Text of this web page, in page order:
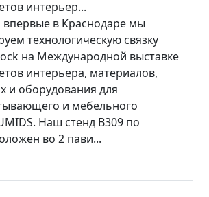
интерьер...
впервые в Краснодаре мы
технологическую связку
на Международной выставке
интерьера, материалов,
и оборудования для
и мебельного
Наш стенд B309 по
во 2 пави...